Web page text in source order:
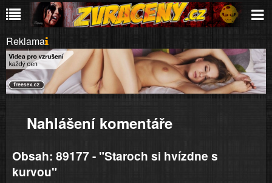
Reklama
Nahlášení komentáře
Obsah: 89177 - "Staroch si hvízdne s
kurvou"